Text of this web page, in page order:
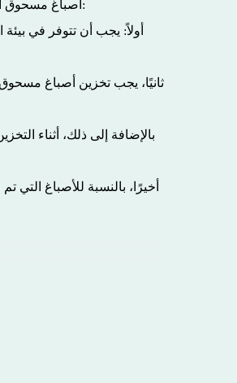
أصباغ مسحوق التي لا يتم استخدامها لفترة طويلة تحتاج إلى تخزينها بشكل صحيح لضمان جودتها وأدائها المستقر. فيما يلي بعض اقتراحات التخزين:
أولاً: يجب أن تتوفر في
ثانيًا، يجب تخزين أصباغ مسحوق
بالإضافة إلى ذلك، أثناء
أخيرًا، بالنسبة للأصباغ